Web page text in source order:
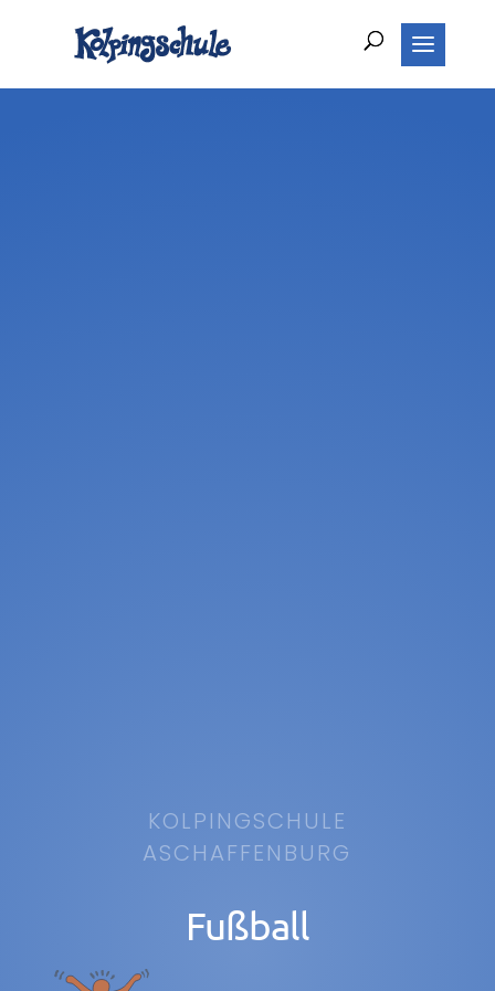
KOLPINGSCHULE
ASCHAFFENBURG
Fußball